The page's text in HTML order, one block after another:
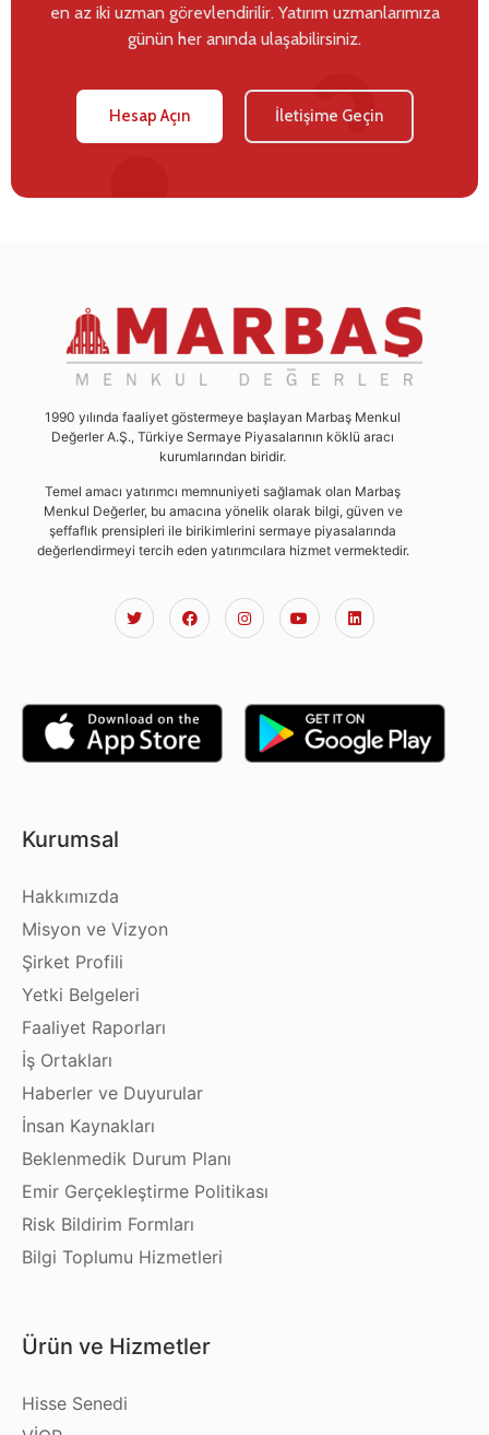
en az iki uzman görevlendirilir. Yatırım uzmanlarımıza
günün her anında ulaşabilirsiniz.
Hesap Açın İletişime Geçin
1990 yılında faaliyet göstermeye başlayan Marbaş Menkul
Değerler A.Ş., Türkiye Sermaye Piyasalarının köklü aracı
kurumlarından biridir.
Temel amacı yatırımcı memnuniyeti sağlamak olan Marbaş
Menkul Değerler, bu amacına yönelik olarak bilgi, güven ve
şeffaflık prensipleri ile birikimlerini sermaye piyasalarında
değerlendirmeyi tercih eden yatırımcılara hizmet vermektedir.
Kurumsal
Hakkımızda
Misyon ve Vizyon
Şirket Profili
Yetki Belgeleri
Faaliyet Raporları
İş Ortakları
Haberler ve Duyurular
İnsan Kaynakları
Beklenmedik Durum Planı
Emir Gerçekleştirme Politikası
Risk Bildirim Formları
Bilgi Toplumu Hizmetleri
Ürün ve Hizmetler
Hisse Senedi